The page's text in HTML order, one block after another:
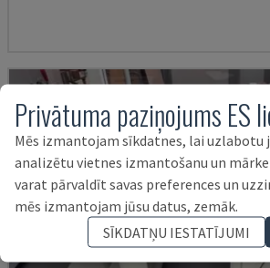
Privātuma paziņojums ES
Mēs izmantojam sīkdatnes, lai uzlabotu
analizētu vietnes izmantošanu un
varat pārvaldīt savas preferences un
mēs izmantojam jūsu datus, zemāk.
SĪKDATŅU IESTATĪJUMI